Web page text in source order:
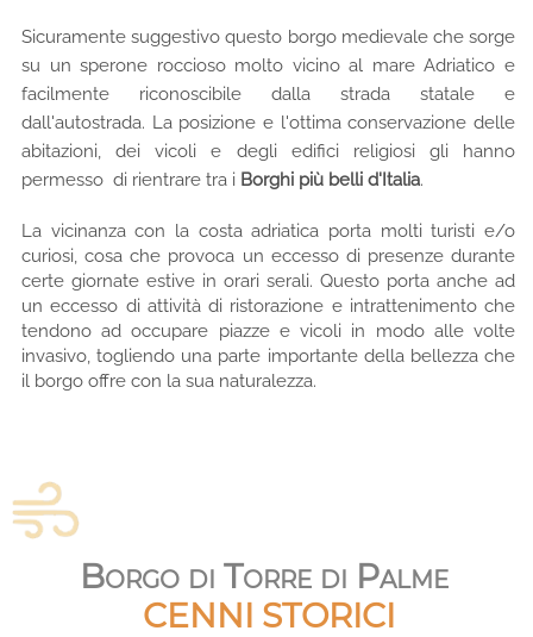
Sicuramente suggestivo questo borgo medievale che sorge
su un sperone roccioso molto vicino al mare Adriatico e
facilmente riconoscibile dalla strada statale e
dall'autostrada. La posizione e l'ottima conservazione delle
abitazioni, dei vicoli e degli edifici religiosi gli hanno
permesso di rientrare tra i Borghi più belli d'Italia.
La vicinanza con la costa adriatica porta molti turisti e/o
curiosi, cosa che provoca un eccesso di presenze durante
certe giornate estive in orari serali. Questo porta anche ad
un eccesso di attività di ristorazione e intrattenimento che
tendono ad occupare piazze e vicoli in modo alle volte
invasivo, togliendo una parte importante della bellezza che
il borgo offre con la sua naturalezza.
Borgo di Torre di Palme
CENNI STORICI